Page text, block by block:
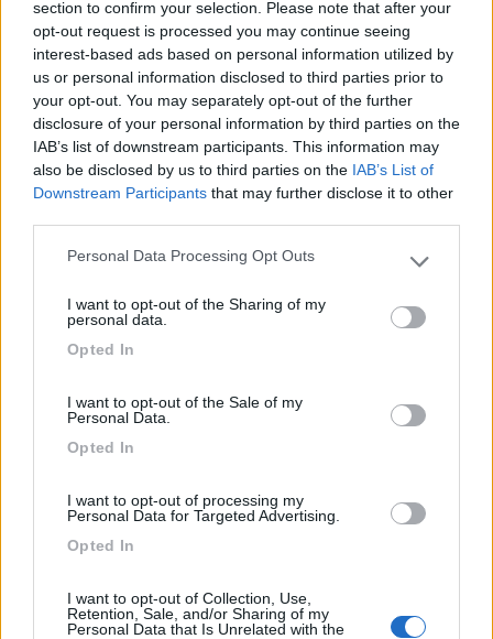
section to confirm your selection. Please note that after your
opt-out request is processed you may continue seeing
interest-based ads based on personal information utilized by
us or personal information disclosed to third parties prior to
your opt-out. You may separately opt-out of the further
disclosure of your personal information by third parties on the
IAB’s list of downstream participants. This information may
also be disclosed by us to third parties on the IAB’s List of
Downstream Participants that may further disclose it to other
Please note that this website/app uses one or more Google
not limited to your visit or usage behaviour. You may click to
use your data for below specified purposes in below Google
Personal Data Processing Opt Outs
I want to opt-out of the Sharing of my
personal data.
Opted In
I want to opt-out of the Sale of my
Personal Data.
Opted In
I want to opt-out of processing my
Personal Data for Targeted Advertising.
Opted In
I want to opt-out of Collection, Use,
Retention, Sale, and/or Sharing of my
Personal Data that Is Unrelated with the
consigliato a chi cerca tranquillità e riposo ma
ultimamente lo consiglio a chi cerca schiamazzi e
caciara a qualsiasi ora del giorno e palloni che non
sempre vanno dove chi tira vorrebbe, per non
parlare di tutti i bisognini che fanno gli innocenti
cani ma che non raccolgono i colpevoli padroni se
poi vi piace un area di sosta dove ci sono più auto
che camper allora è il posto giusto...Peccato! E'
proprio vero che non ci meritiamo aree di sosta
gratis! Chi vuol godersi questo posto deve
Caratteristiche Prezzo
riobierto 05/10/2010 18:09